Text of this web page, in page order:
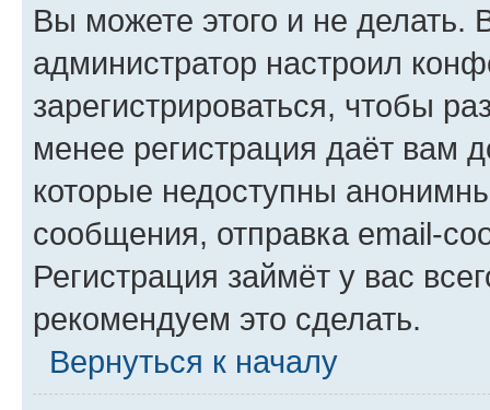
Вы можете этого и не делать.
администратор настроил
зарегистрироваться, чтобы
менее регистрация даёт вам
которые недоступны
сообщения, отправка email-
Регистрация займёт у вас
рекомендуем это сделать.
Вернуться к началу